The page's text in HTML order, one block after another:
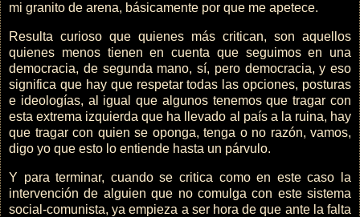
mi granito de arena, básicamente por que me apetece.
Resulta curioso que quienes más critican, son aquellos
quienes menos tienen en cuenta que seguimos en una
democracia, de segunda mano, sí, pero democracia, y eso
significa que hay que respetar todas las opciones, posturas
e ideologías, al igual que algunos tenemos que tragar con
esta extrema izquierda que ha llevado al país a la ruina, hay
que tragar con quien se oponga, tenga o no razón, vamos,
digo yo que esto lo entiende hasta un párvulo.
Y para terminar, cuando se critica como en este caso la
intervención de alguien que no comulga con este sistema
social-comunista, ya empieza a ser hora de que ante la falta